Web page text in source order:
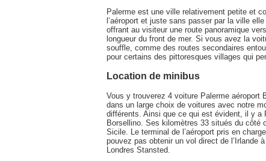
Palerme est une ville relativement petite et
l’aéroport et juste sans passer par la ville
offrant au visiteur une route panoramique
longueur du front de mer. Si vous avez la
souffle, comme des routes secondaires
pour certains des pittoresques villages qui
Location de minibus
Vous y trouverez 4 voiture Palerme aéroport
dans un large choix de voitures avec notre
différents. Ainsi que ce qui est évident, il y a
Borsellino. Ses kilomètres 33 situés du côté
Sicile. Le terminal de l’aéroport pris en
pouvez pas obtenir un vol direct de l’Irlande
Londres Stansted.